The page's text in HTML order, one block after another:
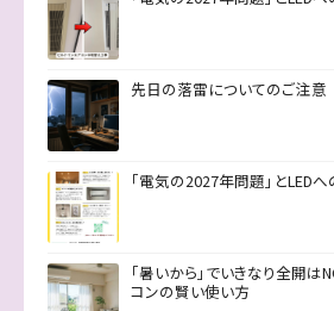
先日の落雷についてのご注意
「電気の2027年問題」とLED
「暑いから」でいきなり全開
コンの賢い使い方